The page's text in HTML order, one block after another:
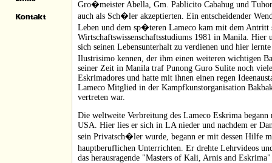
Gro�meister Abella, Gm. Pablicito Cabahug und
auch als Sch�ler akzeptierten. Ein entscheidender
Leben und dem sp�teren Lameco kam mit dem Antritt
Wirtschaftswissenschaftsstudiums 1981 in Manila. Hier
sich seinen Lebensunterhalt zu verdienen und hier
Ilustrisimo kennen, der ihm einen weiteren wichtigen
seiner Zeit in Manila traf Punong Guro Sulite noch
Eskrimadores und hatte mit ihnen einen regen
Lameco Mitglied in der Kampfkunstorganisation
vertreten war.
Die weltweite Verbreitung des Lameco Eskrima
USA. Hier lies er sich in LA nieder und nachdem er
sein Privatsch�ler wurde, begann er mit dessen Hilfe
hauptberuflichen Unterrichten. Er drehte Lehrvideos
das herausragende "Masters of Kali, Arnis and